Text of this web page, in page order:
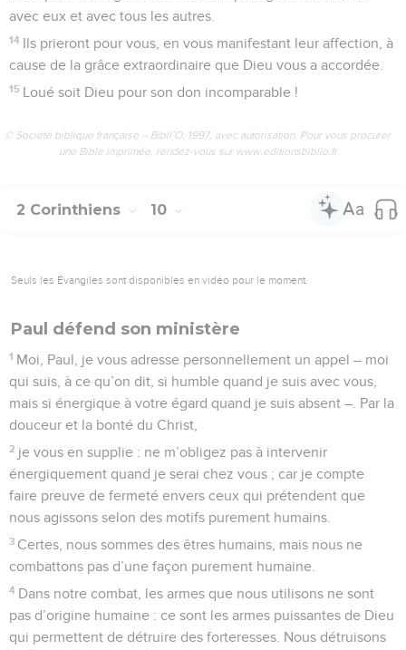
avec eux et avec tous les autres.
14 Ils prieront pour vous, en vous manifestant leur affection, à
cause de la grâce extraordinaire que Dieu vous a accordée.
15 Loué soit Dieu pour son don incomparable !
© Société biblique française – Bibli’O, 1997, avec autorisation. Pour vous procurer
une Bible imprimée, rendez-vous sur www.editionsbiblio.fr
2 Corinthiens 10
Seuls les Évangiles sont disponibles en vidéo pour le moment.
Paul défend son ministère
1 Moi, Paul, je vous adresse personnellement un appel – moi
qui suis, à ce qu’on dit, si humble quand je suis avec vous,
mais si énergique à votre égard quand je suis absent –. Par la
douceur et la bonté du Christ,
2 je vous en supplie : ne m’obligez pas à intervenir
énergiquement quand je serai chez vous ; car je compte
faire preuve de fermeté envers ceux qui prétendent que
nous agissons selon des motifs purement humains.
3 Certes, nous sommes des êtres humains, mais nous ne
combattons pas d’une façon purement humaine.
4 Dans notre combat, les armes que nous utilisons ne sont
pas d’origine humaine : ce sont les armes puissantes de Dieu
qui permettent de détruire des forteresses. Nous détruisons